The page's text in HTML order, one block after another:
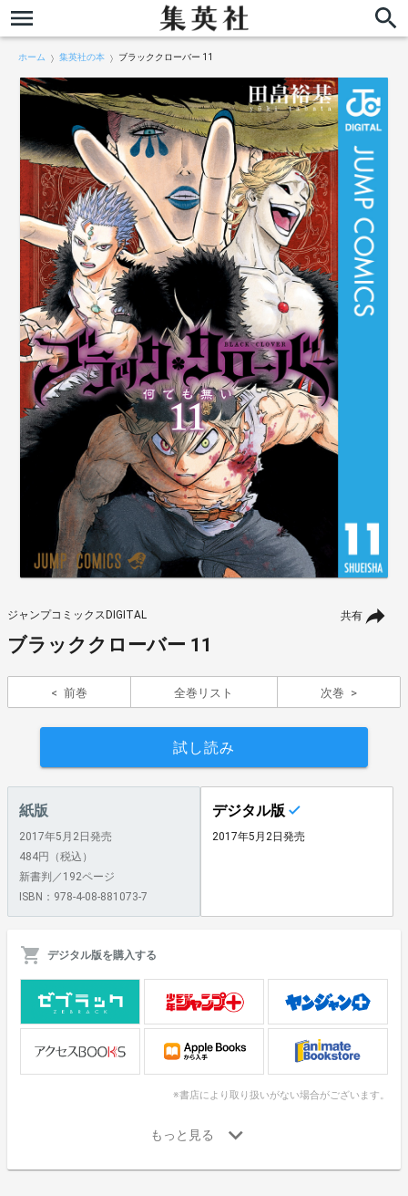
ホーム 集英社の本 ブラッククローバー 11
共有
ジャンプコミックスDIGITAL
ブラッククローバー 11
前巻 全巻リスト 次巻
試し読み
紙版
2017年5月2日発売
484円（税込）
新書判／192ページ
ISBN：978-4-08-881073-7
デジタル版
2017年5月2日発売
デジタル版を購入する
※書店により取り扱いがない場合がございます。